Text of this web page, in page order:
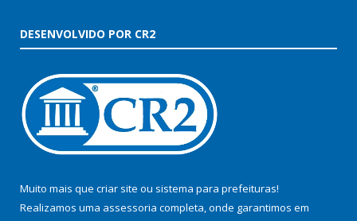
DESENVOLVIDO POR CR2
Muito mais que criar site ou sistema para prefeituras!
Realizamos uma assessoria completa, onde garantimos em